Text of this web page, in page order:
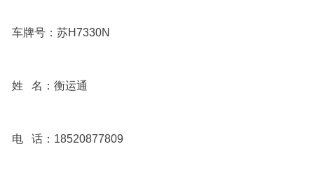
车牌号：苏H7330N
姓 名： 衡运通
电 话：18520877809